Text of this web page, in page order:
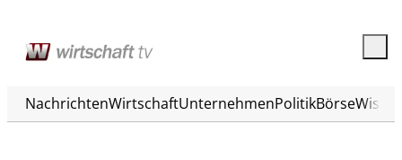
NachrichtenWirtschaftUnternehmenPolitikBörse